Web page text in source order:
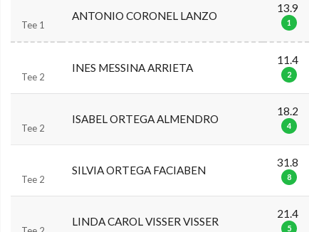
Tee 1
ANTONIO CORONEL LANZO
13.9
1
Tee 2
INES MESSINA ARRIETA
11.4
2
Tee 2
ISABEL ORTEGA ALMENDRO
18.2
4
Tee 2
SILVIA ORTEGA FACIABEN
31.8
8
LINDA CAROL VISSER VISSER
21.4
5